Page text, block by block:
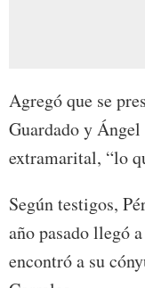
Agregó que se
Guardado y
extramarital, “lo
Según testigos,
año pasado llegó
encontró a su